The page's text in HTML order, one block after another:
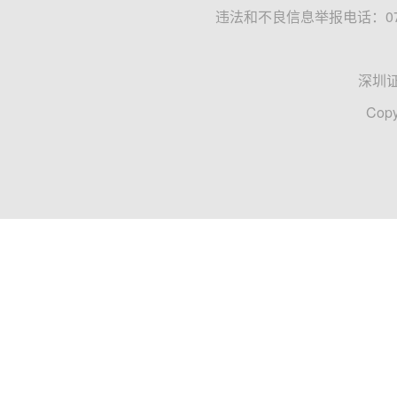
违法和不良信息举报电话：
深圳